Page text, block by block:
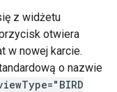
z widżetu
otwiera
w nowej karcie.
o nazwie